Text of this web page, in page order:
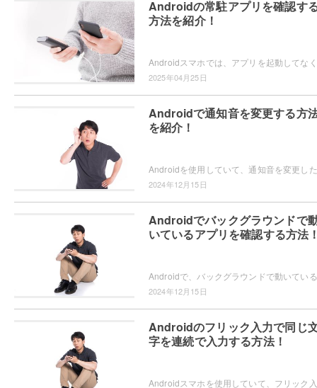
Androidの常駐アプリを確認す
方法を紹介！
2025年04月25日
Androidで通知音を変更する方
を紹介！
2024年12月15日
Androidでバックグラウンドで
いているアプリを確認する方法
2024年12月15日
Androidのフリック入力で同じ
字を連続で入力する方法！